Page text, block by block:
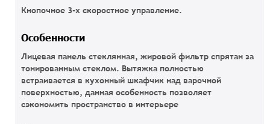
Кнопочное 3-х скоростное управление.
Особенности
Лицевая панель стеклянная, жировой фильтр спрятан за
тонированным стеклом. Вытяжка полностью
встраивается в кухонный шкафчик над варочной
поверхностью, данная особенность позволяет
сэкономить пространство в интерьере